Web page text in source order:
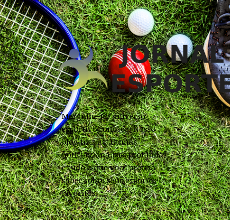
Mergulhe no universo
esportivo conosco! Nosso
blog traz as últimas
notícias, análises profundas
e tudo o que você precisa
saber sobre seus esportes
favoritos.